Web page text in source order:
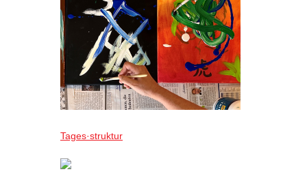
Tages·struktur